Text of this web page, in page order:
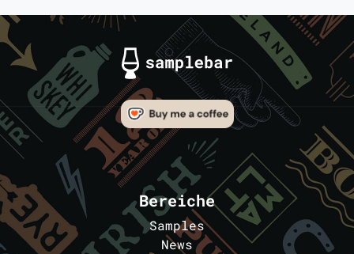
Bereiche
Samples
News